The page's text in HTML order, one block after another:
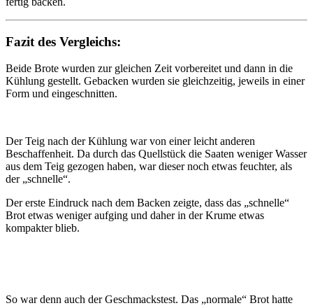
Fazit des Vergleichs:
Beide Brote wurden zur gleichen Zeit vorbereitet und dann in die
Kühlung gestellt. Gebacken wurden sie gleichzeitig, jeweils in einer
Form und eingeschnitten.
Der Teig nach der Kühlung war von einer leicht anderen
Beschaffenheit. Da durch das Quellstück die Saaten weniger Wasser
aus dem Teig gezogen haben, war dieser noch etwas feuchter, als
der „schnelle“.
Der erste Eindruck nach dem Backen zeigte, dass das „schnelle“
Brot etwas weniger aufging und daher in der Krume etwas
kompakter blieb.
So war denn auch der Geschmackstest. Das „normale“ Brot hatte